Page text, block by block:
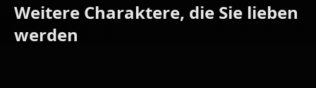
Weitere Charaktere, die Sie lieben
werden